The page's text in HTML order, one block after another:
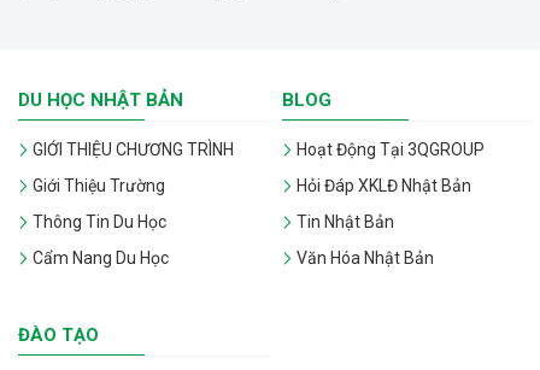
DU HỌC NHẬT BẢN
GIỚI THIỆU CHƯƠNG TRÌNH
Giới Thiệu Trường
Thông Tin Du Học
Cẩm Nang Du Học
BLOG
Hoạt Động Tại 3QGROUP
Hỏi Đáp XKLĐ Nhật Bản
Tin Nhật Bản
Văn Hóa Nhật Bản
ĐÀO TẠO